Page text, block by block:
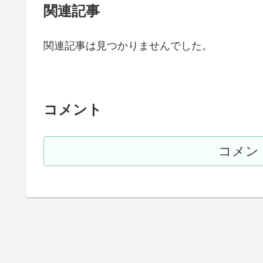
関連記事
関連記事は見つかりませんでした。
コメント
コメン